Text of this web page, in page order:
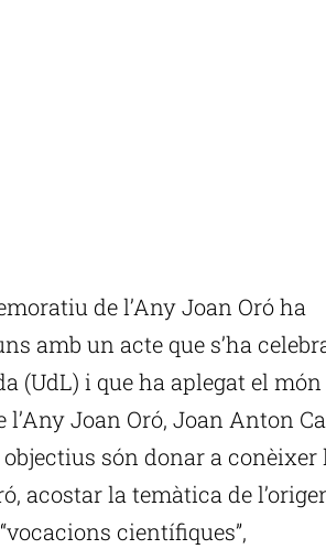
de l’Any Joan Oró ha
amb un acte que s’ha
(UdL) i que ha aplegat el món
Joan Oró, Joan Anton
són donar a conèixer
acostar la temàtica de
científiques”,